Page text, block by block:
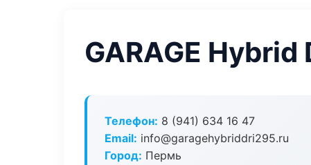
GARAGE Hybrid
Телефон: 8 (941) 634 16 47
Email: info@garagehybriddri295.ru
Город: Пермь